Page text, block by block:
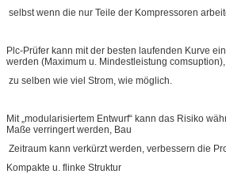
selbst wenn die nur Teile der Kompressoren
Plc-Prüfer kann mit der besten laufenden Kurve
werden (Maximum u. Mindestleistung comsuption),
zu selben wie viel Strom, wie möglich.
Mit „modularisiertem Entwurf“ kann das Risiko
Maße verringert werden, Bau
Zeitraum kann verkürzt werden, verbessern die
Kompakte u. flinke Struktur